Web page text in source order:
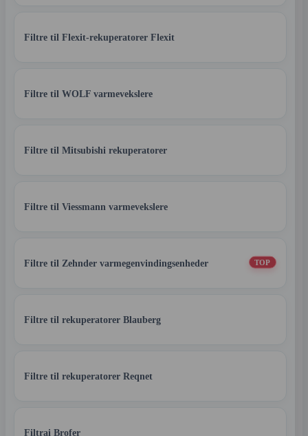
Filtre til Flexit-rekuperatorer Flexit
Filtre til WOLF varmevekslere
Filtre til Mitsubishi rekuperatorer
Filtre til Viessmann varmevekslere
Filtre til Zehnder varmegenvindingsenheder TOP
Filtre til rekuperatorer Blauberg
Filtre til rekuperatorer Reqnet
Filtrai Brofer